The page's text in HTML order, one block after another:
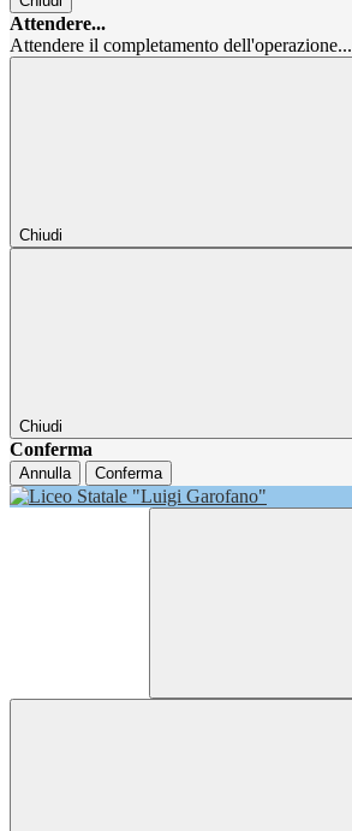
Attendere...
Attendere il completamento dell'operazione...
Chiudi
Chiudi
Conferma
Annulla Conferma